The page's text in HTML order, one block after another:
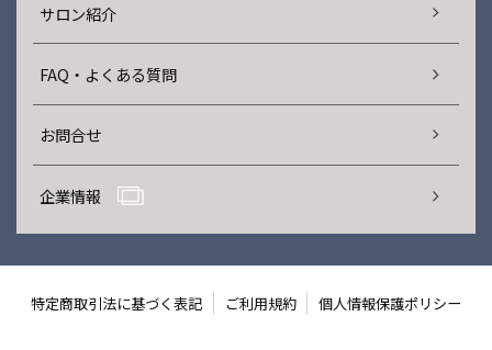
サロン紹介
FAQ・よくある質問
お問合せ
企業情報
特定商取引法に基づく表記 ご利用規約 個人情報保護ポリシー